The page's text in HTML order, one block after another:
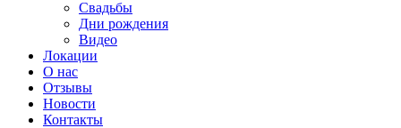
Свадьбы
Дни рождения
Видео
Локации
О нас
Отзывы
Новости
Контакты